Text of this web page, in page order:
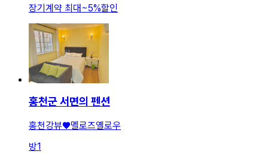
장기계약 최대~5%할인
홍천군 서면의 펜션
홍천강뷰♥️멜로즈옐로우
방1